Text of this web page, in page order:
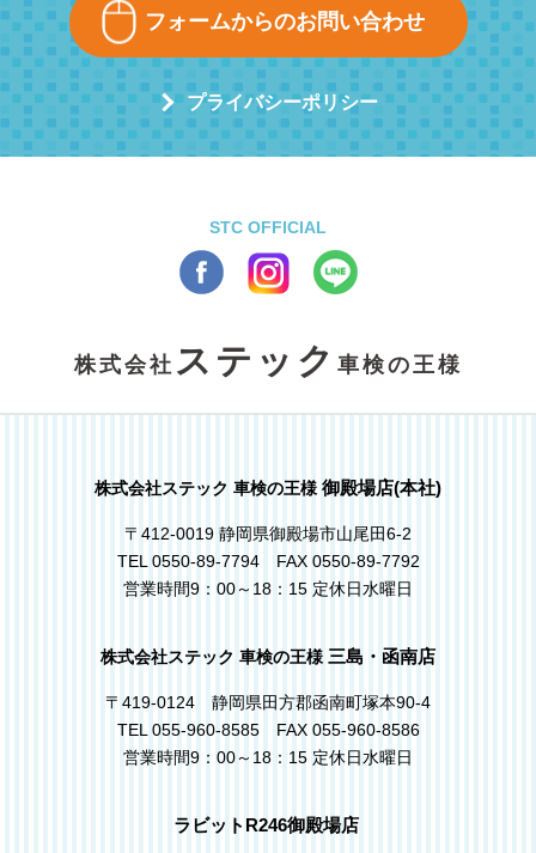
フォームからのお問い合わせ
プライバシーポリシー
STC OFFICIAL
株式会社ステック 車検の王様
株式会社ステック 車検の王様 御殿場店(本社)
〒412-0019 静岡県御殿場市山尾田6-2
TEL 0550-89-7794 FAX 0550-89-7792
営業時間9：00～18：15 定休日水曜日
株式会社ステック 車検の王様 三島・函南店
〒419-0124 静岡県田方郡函南町塚本90-4
TEL 055-960-8585 FAX 055-960-8586
営業時間9：00～18：15 定休日水曜日
ラビットR246御殿場店